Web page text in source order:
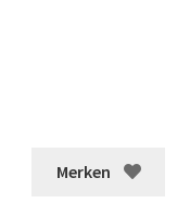
Merken